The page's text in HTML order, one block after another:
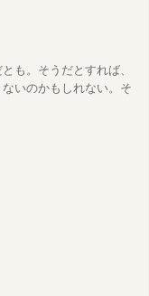
も。そうだとすれば、
いのかもしれない。そ